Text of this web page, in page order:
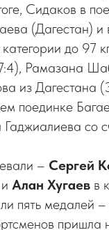
Сидаков в
(Дагестан) и
категории до 97
Рамазана
из Дагестана
поединке
со
– Сергей
и Алан Хугаев в
пять медалей
пришла